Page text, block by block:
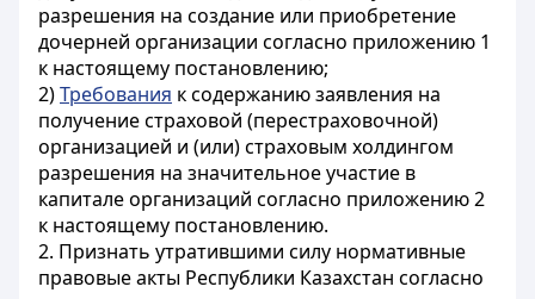
разрешения на создание или приобретение
дочерней организации согласно приложению 1
к настоящему постановлению;
2)Требования к содержанию заявления на
получение страховой (перестраховочной)
организацией и (или) страховым холдингом
разрешения на значительное участие в
капитале организаций согласно приложению 2
к настоящему постановлению.
2. Признать утратившими силу нормативные
правовые акты Республики Казахстан согласно